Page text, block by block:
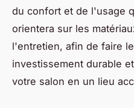
du confort et de l'usage
orientera sur les
l'entretien, afin de faire
investissement durable
votre salon en un lieu